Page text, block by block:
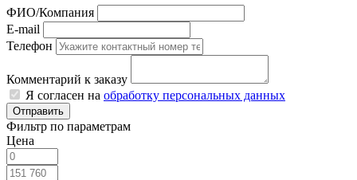
ФИО/Компания
E-mail
Телефон
Комментарий к заказу
Я согласен на обработку персональных данных
Отправить
Фильтр по параметрам
Цена